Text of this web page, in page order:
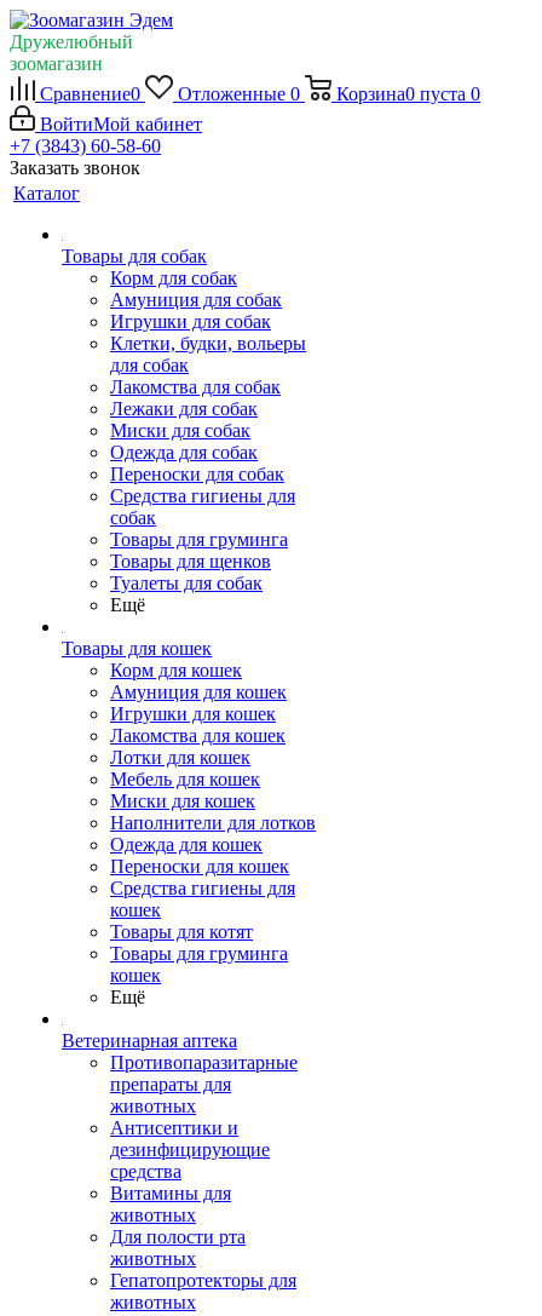
Дружелюбный
зоомагазин
Сравнение0 Отложенные 0 Корзина0 пуста 0
ВойтиМой кабинет
+7 (3843) 60-58-60
Заказать звонок
Каталог
Товары для собак
Корм для собак
Амуниция для собак
Игрушки для собак
Клетки, будки, вольеры
для собак
Лакомства для собак
Лежаки для собак
Миски для собак
Одежда для собак
Переноски для собак
Средства гигиены для
собак
Товары для груминга
Товары для щенков
Туалеты для собак
Ещё
Товары для кошек
Корм для кошек
Амуниция для кошек
Игрушки для кошек
Лакомства для кошек
Лотки для кошек
Мебель для кошек
Миски для кошек
Наполнители для лотков
Одежда для кошек
Переноски для кошек
Средства гигиены для
кошек
Товары для котят
Товары для груминга
кошек
Ещё
Ветеринарная аптека
Противопаразитарные
препараты для
животных
Антисептики и
дезинфицирующие
средства
Витамины для
животных
Для полости рта
животных
Гепатопротекторы для
животных